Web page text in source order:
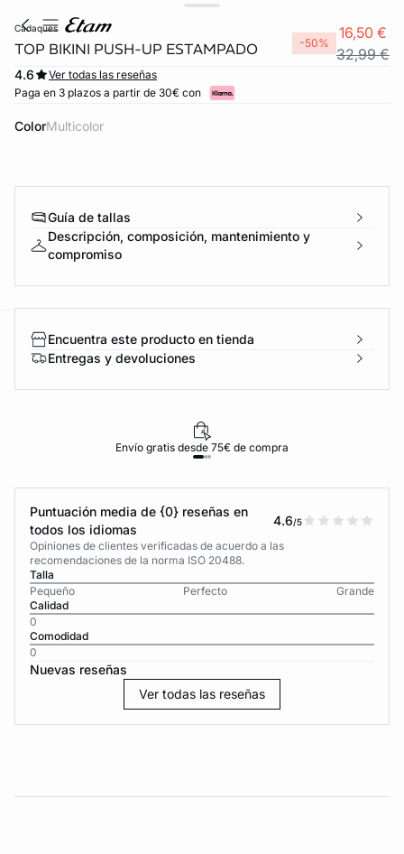
cadaques
TOP BIKINI PUSH-UP ESTAMPADO -50%
16,50 €
32,99 €
4.6
Ver todas las reseñas
Paga en 3 plazos a partir de 30€ con
Color multicolor
Guía de tallas
Descripción, composición, mantenimiento y
compromiso
Encuentra este producto en tienda
Entregas y devoluciones
Envío gratis desde 75€ de compra
Puntuación media de {0} reseñas en
todos los idiomas
4.6/5
Opiniones de clientes verificadas de acuerdo a las
recomendaciones de la norma ISO 20488.
Talla
Pequeño
Perfecto
Grande
Calidad
0
Comodidad
0
Nuevas reseñas
Ver todas las reseñas